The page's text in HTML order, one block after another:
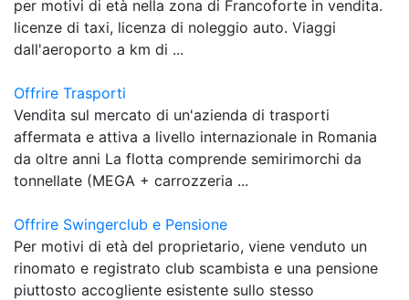
per motivi di età nella zona di Francoforte in vendita.
licenze di taxi, licenza di noleggio auto. Viaggi
dall'aeroporto a km di ...
Offrire Trasporti
Vendita sul mercato di un'azienda di trasporti
affermata e attiva a livello internazionale in Romania
da oltre anni La flotta comprende semirimorchi da
tonnellate (MEGA + carrozzeria ...
Offrire Swingerclub e Pensione
Per motivi di età del proprietario, viene venduto un
rinomato e registrato club scambista e una pensione
piuttosto accogliente esistente sullo stesso